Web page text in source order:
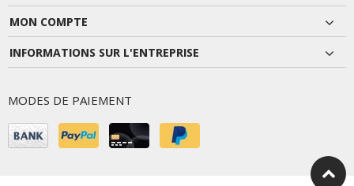
MON COMPTE
INFORMATIONS SUR L'ENTREPRISE
MODES DE PAIEMENT